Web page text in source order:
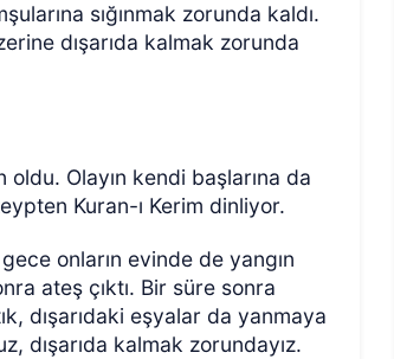
sığınmak zorunda kaldı.
dışarıda kalmak zorunda
Olayın kendi başlarına da
Kuran-ı Kerim dinliyor.
onların evinde de yangın
ateş çıktı. Bir süre sonra
dışarıdaki eşyalar da yanmaya
dışarıda kalmak zorundayız.